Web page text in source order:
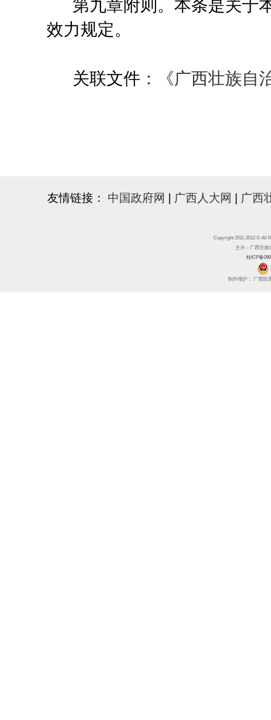
第九章附则 。 本条是关于
效力规定。
关联文件 ：《广西壮族自
友情链接： 中国政府网 广西人大网 广西
Copyright 2011-2012 © All
主办：广西壮族
桂ICP备
制作维护： 广西防